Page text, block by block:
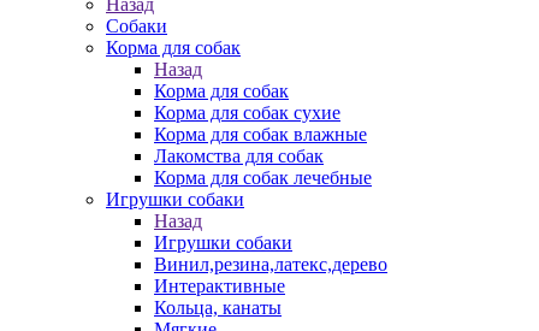
Назад
Собаки
Корма для собак
Назад
Корма для собак
Корма для собак сухие
Корма для собак влажные
Лакомства для собак
Корма для собак лечебные
Игрушки собаки
Назад
Игрушки собаки
Винил,резина,латекс,дерево
Интерактивные
Кольца, канаты